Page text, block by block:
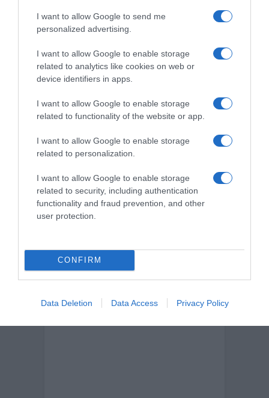
I want to allow Google to send me
personalized advertising.
I want to allow Google to enable storage
related to analytics like cookies on web or
device identifiers in apps.
I want to allow Google to enable storage
related to functionality of the website or app.
I want to allow Google to enable storage
related to personalization.
I want to allow Google to enable storage
related to security, including authentication
functionality and fraud prevention, and other
user protection.
CONFIRM
Data Deletion Data Access Privacy Policy
Salva il mio nome, email e sito web in
questo browser per la prossima volta che
This site uses Akismet to reduce spam.
Learn how your comment data is
CERCA
Cerca